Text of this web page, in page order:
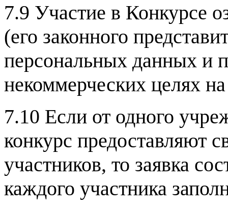
7.9 Участие в Конкурсе
(его законного
персональных данных и
некоммерческих целях
7.10 Если от одного
конкурс предоставляют
участников, то заявка
каждого участника